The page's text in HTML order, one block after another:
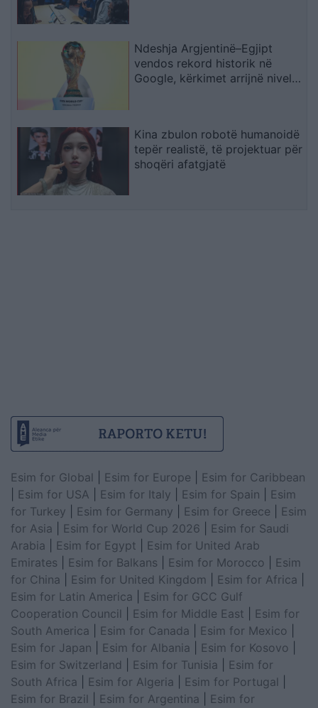
Ndeshja Argjentinë–Egjipt
vendos rekord historik në
Google, kërkimet arrijnë nivele
Kina zbulon robotë humanoidë
tepër realistë, të projektuar për
shoqëri afatgjatë
Esim for Global Esim for Europe
Esim for Caribbean
Esim for USA Esim for Italy Esim for Spain
Esim
for Turkey
Esim for Germany Esim for Greece
Esim
for Asia
Esim for World Cup 2026
Esim for Saudi
Arabia
Esim for Egypt
Esim for United Arab
Emirates
Esim for Balkans Esim for Morocco
Esim
for China
Esim for United Kingdom Esim for Africa
Esim for Latin America
Esim for GCC Gulf
Cooperation Council
Esim for Middle East
Esim for
South America
Esim for Canada Esim for Mexico
Esim for Japan
Esim for Albania Esim for Kosovo
Esim for Switzerland
Esim for Tunisia
Esim for
South Africa
Esim for Algeria Esim for Portugal
Esim for Brazil
Esim for Argentina
Esim for